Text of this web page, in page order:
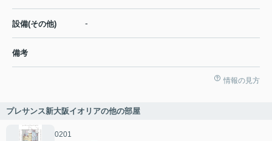
設備(その他) -
備考
情報の見方
プレサンス新大阪イオリアの他の部屋
0201